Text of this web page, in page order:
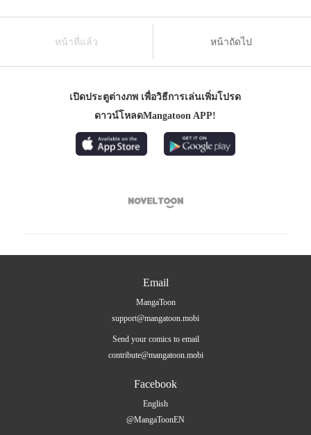
หน้าที่แล้ว หน้าถัดไป
เปิดประตูต่างภพ เพื่อวิธีการเล่นเพิ่มโปรด
ดาวน์โหลดMangatoon APP!

Email
MangaToon
support@mangatoon.mobi
Send your comics to email
contribute@mangatoon.mobi
Facebook
English
@MangaToonEN